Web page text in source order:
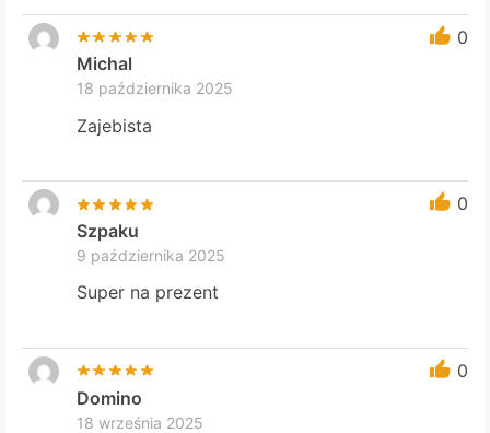
0
Michal
18 października 2025
Zajebista
0
Szpaku
9 października 2025
Super na prezent
0
Domino
18 września 2025